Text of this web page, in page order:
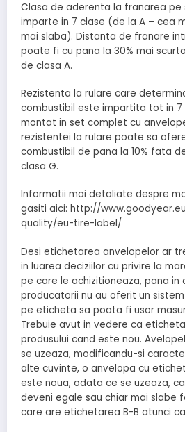
Clasa de aderenta la franarea
imparte in 7 clase (de la A – cea
mai slaba). Distanta de franare
poate fi cu pana la 30% mai
de clasa A.
Rezistenta la rulare care
combustibil este impartita tot in 7
montat in set complet cu
rezistentei la rulare poate sa
combustibil de pana la 10% fata
clasa G.
Informatii mai detaliate despre
gasiti aici: http://
quality/eu-tire-label/
Desi etichetarea anvelopelor ar
in luarea deciziilor cu privire la
pe care le achizitioneaza, pana in
producatorii nu au oferit un
pe eticheta sa poata fi usor
Trebuie avut in vedere ca
produsului cand este nou.
se uzeaza, modificandu-si
alte cuvinte, o anvelopa cu
este noua, odata ce se uzeaza,
deveni egale sau chiar mai slabe
care are etichetarea B-B atunci